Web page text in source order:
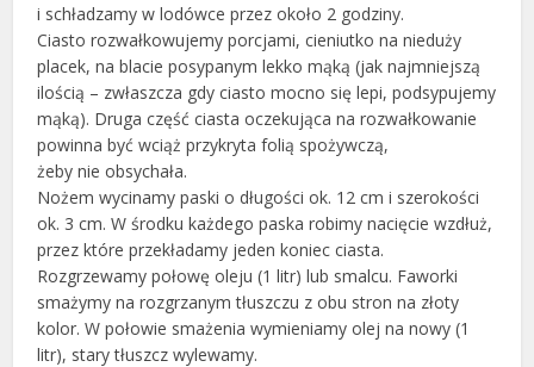
i schładzamy w lodówce przez około 2 godziny.
Ciasto rozwałkowujemy porcjami, cieniutko na nieduży
placek, na blacie posypanym lekko mąką (jak najmniejszą
ilością – zwłaszcza gdy ciasto mocno się lepi, podsypujemy
mąką). Druga część ciasta oczekująca na rozwałkowanie
powinna być wciąż przykryta folią spożywczą,
żeby nie obsychała.
Nożem wycinamy paski o długości ok. 12 cm i szerokości
ok. 3 cm. W środku każdego paska robimy nacięcie wzdłuż,
przez które przekładamy jeden koniec ciasta.
Rozgrzewamy połowę oleju (1 litr) lub smalcu. Faworki
smażymy na rozgrzanym tłuszczu z obu stron na złoty
kolor. W połowie smażenia wymieniamy olej na nowy (1
litr), stary tłuszcz wylewamy.